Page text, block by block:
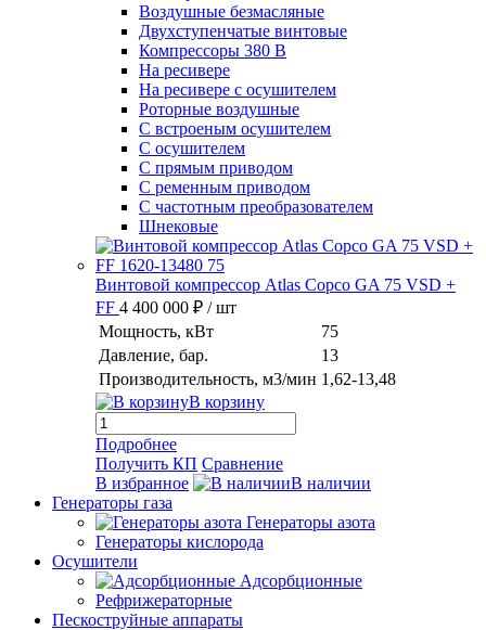
Воздушные безмасляные
Двухступенчатые винтовые
Компрессоры 380 В
На ресивере
На ресивере с осушителем
Роторные воздушные
С встроеным осушителем
С осушителем
С прямым приводом
С ременным приводом
С частотным преобразователем
Шнековые
Винтовой компрессор Atlas Copco GA 75 VSD +
FF 4 400 000 ₽ / шт
Мощность, кВт
75
Давление, бар.
13
Производительность, м3/мин 1,62-13,48
В корзину
Подробнее
Получить КП Сравнение
В избранное
В наличии
Генераторы газа
Генераторы азота
Генераторы кислорода
Осушители
Адсорбционные
Рефрижераторные
Пескоструйные аппараты